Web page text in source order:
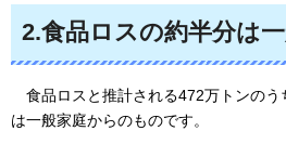
2.食品ロスの約半分は
食品ロスと推計される472万トンの
は一般家庭からのものです。